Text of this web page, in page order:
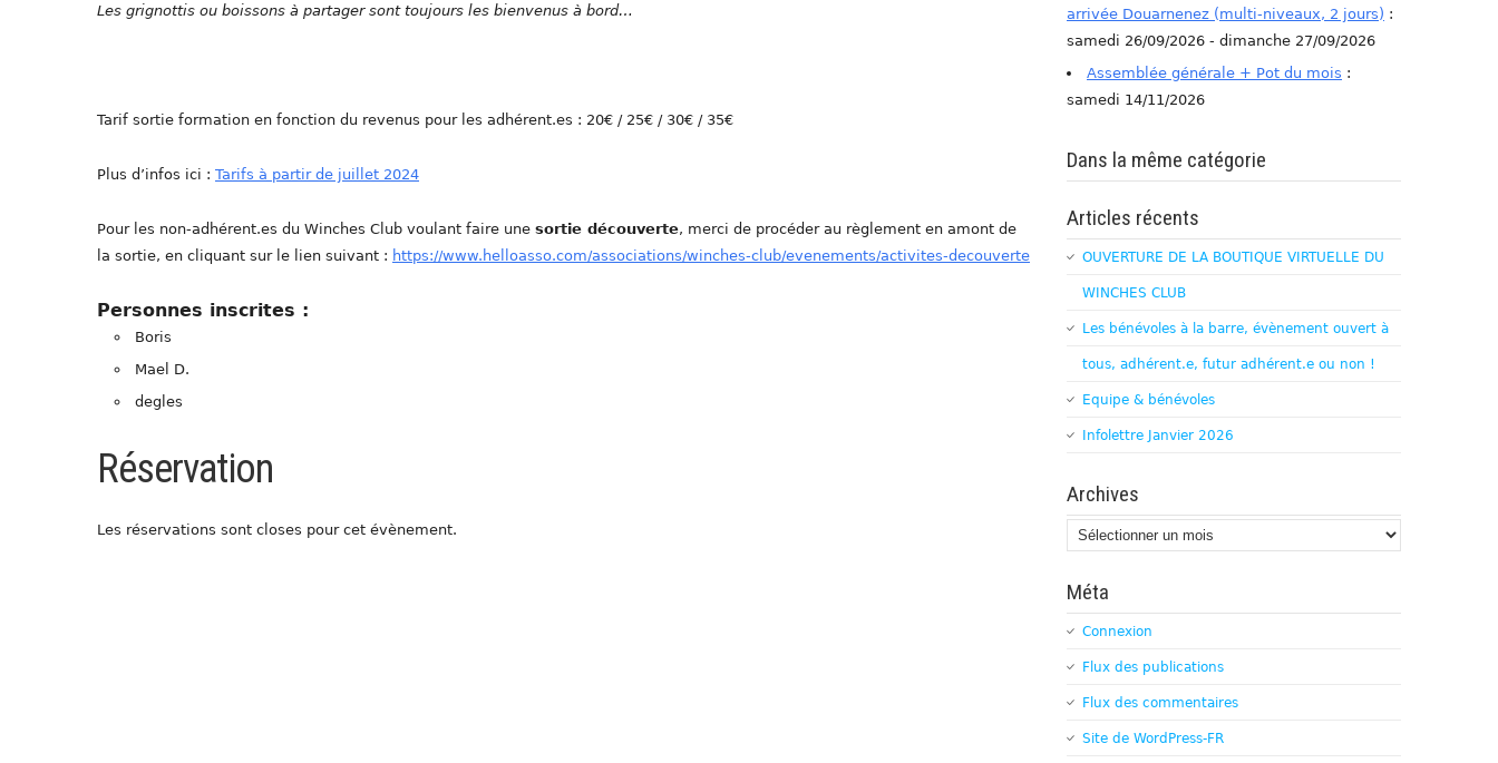
Les grignottis ou boissons à partager sont toujours les bienvenus à bord…
Tarif sortie formation en fonction du revenus pour les adhérent.es : 20€ / 25€ / 30€ / 35€
Plus d’infos ici : Tarifs à partir de juillet 2024
Pour les non-adhérent.es du Winches Club voulant faire une sortie découverte, merci de procéder au règlement en amont de
la sortie, en cliquant sur le lien suivant : https://www.helloasso.com/associations/winches-club/evenements/activites-decouverte
Personnes inscrites :
Boris
Mael D.
degles
Réservation
Les réservations sont closes pour cet évènement.
arrivée Douarnenez (multi-niveaux, 2 jours) :
samedi 26/09/2026 - dimanche 27/09/2026
Assemblée générale + Pot du mois :
samedi 14/11/2026
Dans la même catégorie
Articles récents
OUVERTURE DE LA BOUTIQUE VIRTUELLE DU
WINCHES CLUB
Les bénévoles à la barre, évènement ouvert à
tous, adhérent.e, futur adhérent.e ou non !
Equipe & bénévoles
Infolettre Janvier 2026
Archives
Archives
Méta
Connexion
Flux des publications
Flux des commentaires
Site de WordPress-FR